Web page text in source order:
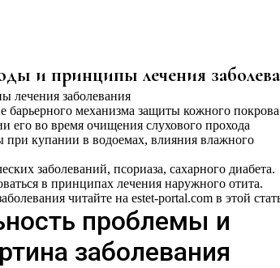
и принципы лечения
барьерного механизма защиты кожного покрова
его во время очищения слухового прохода
при купании в водоемах, влияния влажного
заболеваний, псориаза, сахарного диабета.
в принципах лечения наружного отита.
читайте на estet-portal.com в этой
проблемы и
заболевания